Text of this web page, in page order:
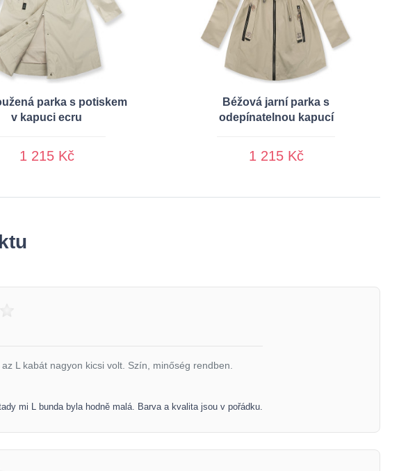
parka s potiskem
v kapuci ecru
1 215 Kč
Béžová jarní parka s
odepínatelnou kapucí
1 215 Kč
L kabát nagyon kicsi volt. Szín, minőség rendben.
mi L bunda byla hodně malá. Barva a kvalita jsou v pořádku.